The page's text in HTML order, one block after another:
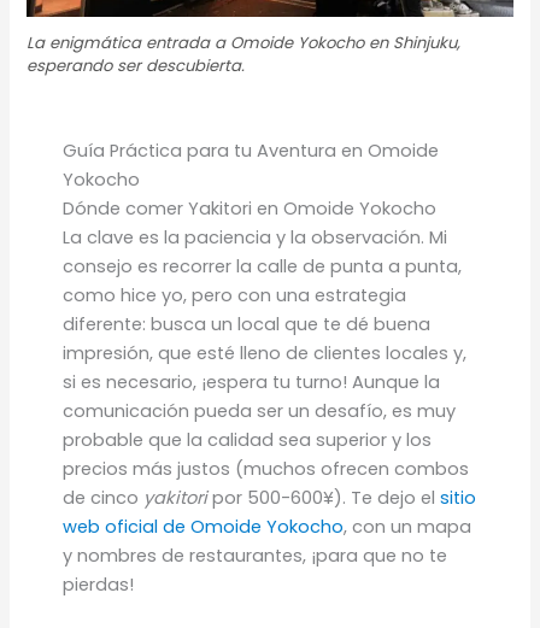
La enigmática entrada a Omoide Yokocho en Shinjuku,
esperando ser descubierta.
Guía Práctica para tu Aventura en Omoide
Yokocho
Dónde comer Yakitori en Omoide Yokocho
La clave es la paciencia y la observación. Mi
consejo es recorrer la calle de punta a punta,
como hice yo, pero con una estrategia
diferente: busca un local que te dé buena
impresión, que esté lleno de clientes locales y,
si es necesario, ¡espera tu turno! Aunque la
comunicación pueda ser un desafío, es muy
probable que la calidad sea superior y los
precios más justos (muchos ofrecen combos
de cinco yakitoripor 500-600¥). Te dejo el sitio
web oficial de Omoide Yokocho, con un mapa
y nombres de restaurantes, ¡para que no te
pierdas!